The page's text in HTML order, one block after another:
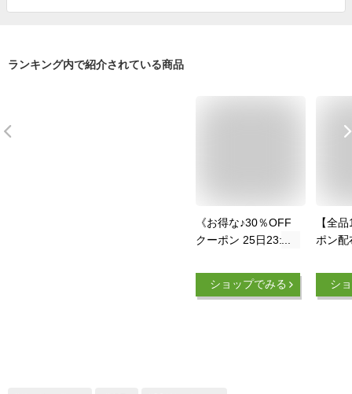
ランキング内で紹介されている商品
《お得な♪30％OFF
クーポン 25日23:59
ス UVカット帽子 夏
UV99％カット つば
ショップでみる
【全
ポン配
ス 日
効果
シ